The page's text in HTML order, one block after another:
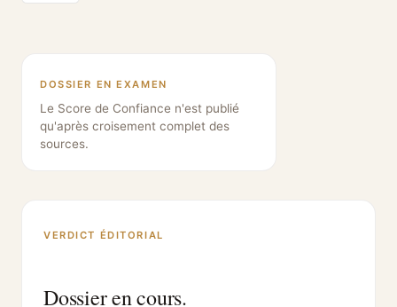
DOSSIER EN EXAMEN
Le Score de Confiance n'est publié
qu'après croisement complet des
sources.
VERDICT ÉDITORIAL
Dossier en cours.